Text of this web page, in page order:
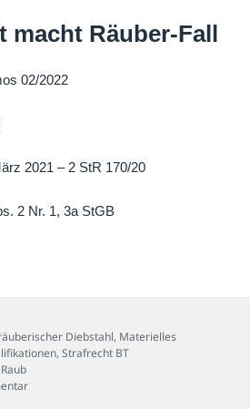
macht Räuber-Fall
02/2022
2021 – 2 StR 170/20
2 Nr. 1, 3a StGB
Diebstahl, Materielles
,Strafrecht BT
Raub
zu Gelegenheit macht Räuber-Fall